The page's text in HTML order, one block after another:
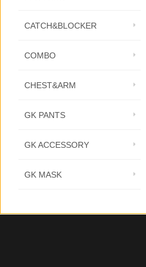
CATCH&BLOCKER
COMBO
CHEST&ARM
GK PANTS
GK ACCESSORY
GK MASK